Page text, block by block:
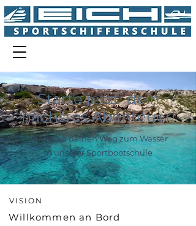
Starte jetzt dein
nächstes Abenteuer!
Entdecke deinen Weg zum Wasser
in unserer Sportbootschule
VISION
Willkommen an Bord